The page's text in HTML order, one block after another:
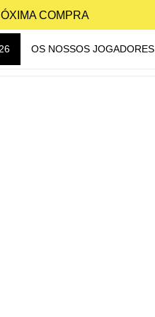
COMPRA
OS NOSSOS JOGADORES